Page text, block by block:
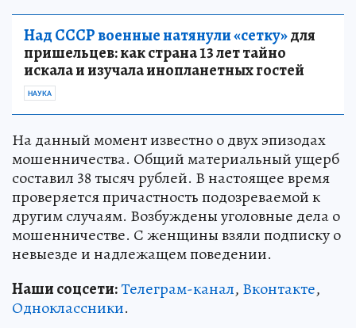
Над СССР военные натянули «сетку»для
пришельцев: как страна 13 лет тайно
искала и изучала инопланетных гостей
НАУКА
На данный момент известно о двух эпизодах
мошенничества. Общий материальный ущерб
составил 38 тысяч рублей. В настоящее время
проверяется причастность подозреваемой к
другим случаям. Возбуждены уголовные дела о
мошенничестве. С женщины взяли подписку о
невыезде и надлежащем поведении.
Наши соцсети:Телеграм-канал, Вконтакте,
Одноклассники.